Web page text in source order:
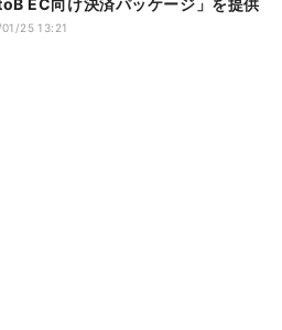
EC向け決済パッケージ」を提供
25 13:21